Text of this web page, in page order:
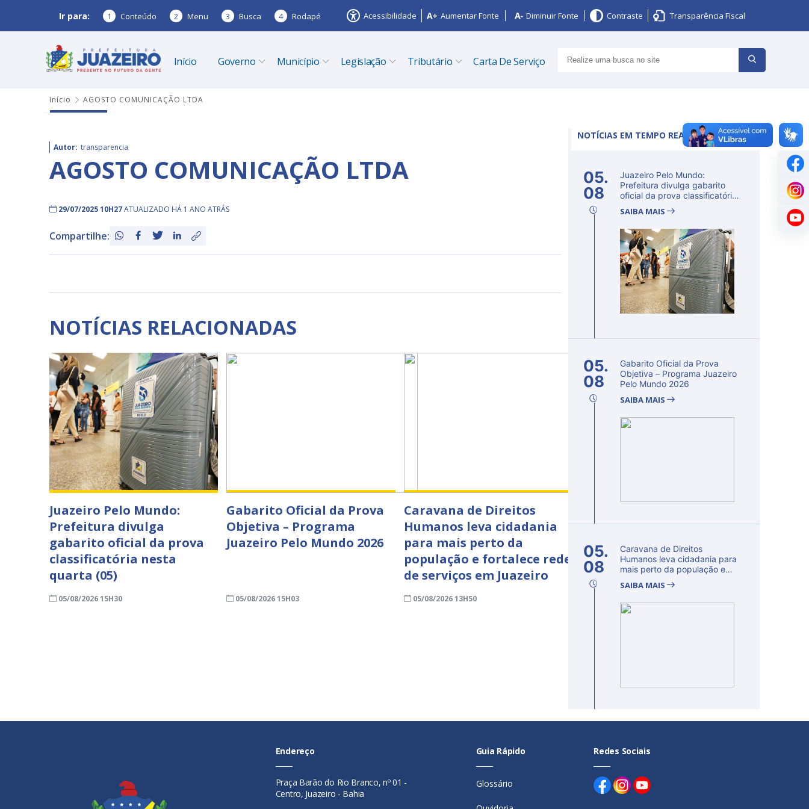
Ir para: 1 Conteúdo 2 Menu 3 Busca 4 Rodapé Acessibilidade Aumentar Fonte Diminuir Fonte Contraste Transparência Fiscal
Início Governo Município Legislação Tributário Carta De Serviço
Início AGOSTO COMUNICAÇÃO LTDA
Autor: transparencia
AGOSTO COMUNICAÇÃO LTDA
29/07/2025 10H27ATUALIZADO HÁ 1 ANO ATRÁS
Compartilhe:
NOTÍCIAS RELACIONADAS
Juazeiro Pelo Mundo:
Prefeitura divulga
gabarito oficial da prova
classificatória nesta
quarta (05)
05/08/2026 15H30
Gabarito Oficial da Prova
Objetiva – Programa
Juazeiro Pelo Mundo 2026
05/08/2026 15H03
Caravana de Direitos
Humanos leva cidadania
para mais perto da
população e fortalece rede
de serviços em Juazeiro
05/08/2026 13H50
NOTÍCIAS EM TEMPO REAL
05.
08
Juazeiro Pelo Mundo:
Prefeitura divulga gabarito
oficial da prova classificatória
SAIBA MAIS
05.
08
Gabarito Oficial da Prova
Objetiva – Programa Juazeiro
Pelo Mundo 2026
SAIBA MAIS
05.
08
Caravana de Direitos
Humanos leva cidadania para
mais perto da população e
SAIBA MAIS
Endereço
Praça Barão do Rio Branco, nº 01 -
Centro, Juazeiro - Bahia
Guia Rápido
Glossário
Redes Sociais